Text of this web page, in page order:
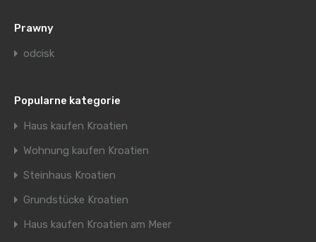
Prawny
odcisk
Popularne kategorie
Haus kaufen Kroatien
Wohnung kaufen Kroatien
Steinhaus Kroatien
Grundstücke Kroatien
Haus kaufen Kroatien am Meer